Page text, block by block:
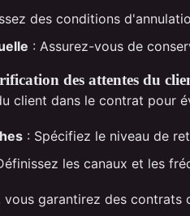
des conditions
: Assurez-vous de
des attentes du
client dans le contrat pour
: Spécifiez le niveau de
les canaux et les
vous garantirez des